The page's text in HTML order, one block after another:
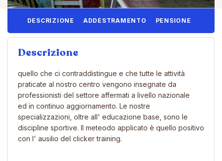
DESCRIZIONE ADDESTRAMENTO PENSIONE
Descrizione
quello che ci contraddistingue e che tutte le attività
praticate al nostro centro vengono insegnate da
professionisti del settore affermati a livello nazionale
ed in continuo aggiornamento. Le nostre
specializzazioni, oltre all' educazione base, sono le
discipline sportive. Il meteodo applicato è quello positivo
con l' ausilio del clicker training.